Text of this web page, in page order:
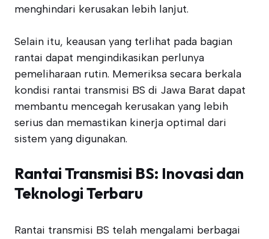
menghindari kerusakan lebih lanjut.
Selain itu, keausan yang terlihat pada bagian
rantai dapat mengindikasikan perlunya
pemeliharaan rutin. Memeriksa secara berkala
kondisi rantai transmisi BS di Jawa Barat dapat
membantu mencegah kerusakan yang lebih
serius dan memastikan kinerja optimal dari
sistem yang digunakan.
Rantai Transmisi BS: Inovasi dan
Teknologi Terbaru
Rantai transmisi BS telah mengalami berbagai